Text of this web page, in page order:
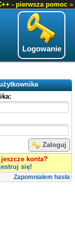
- pierwsza pomoc »
Logowanie
Zaloguj
jeszcze konta?
się!
Zapomniałem hasła